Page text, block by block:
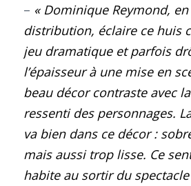
– « Dominique Reymond,
distribution, éclaire ce huis
jeu dramatique et parfois
l’épaisseur à une mise en
beau décor contraste avec
ressenti des personnages.
va bien dans ce décor :
mais aussi trop lisse. Ce
habite au sortir du